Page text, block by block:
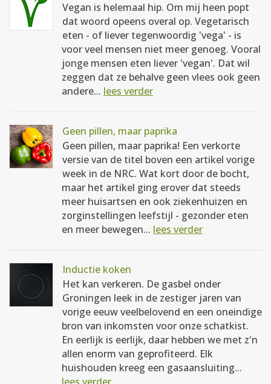
Vegan is helemaal hip. Om mij heen popt
dat woord opeens overal op. Vegetarisch
eten - of liever tegenwoordig 'vega' - is
voor veel mensen niet meer genoeg. Vooral
jonge mensen eten liever 'vegan'. Dat wil
zeggen dat ze behalve geen vlees ook geen
andere... lees verder
Geen pillen, maar paprika
Geen pillen, maar paprika! Een verkorte
versie van de titel boven een artikel vorige
week in de NRC. Wat kort door de bocht,
maar het artikel ging erover dat steeds
meer huisartsen en ook ziekenhuizen en
zorginstellingen leefstijl - gezonder eten
en meer bewegen... lees verder
Inductie koken
Het kan verkeren. De gasbel onder
Groningen leek in de zestiger jaren van
vorige eeuw veelbelovend en een oneindige
bron van inkomsten voor onze schatkist.
En eerlijk is eerlijk, daar hebben we met z'n
allen enorm van geprofiteerd. Elk
huishouden kreeg een gasaansluiting...